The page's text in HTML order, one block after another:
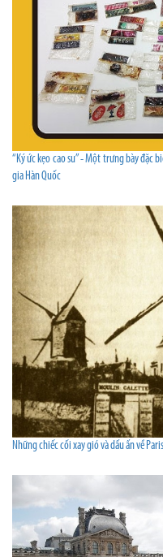
“Ký ức kẹo cao su” - Một trưng bày đặc
gia Hàn Quốc
Những chiếc cối xay gió và dấu ấn về